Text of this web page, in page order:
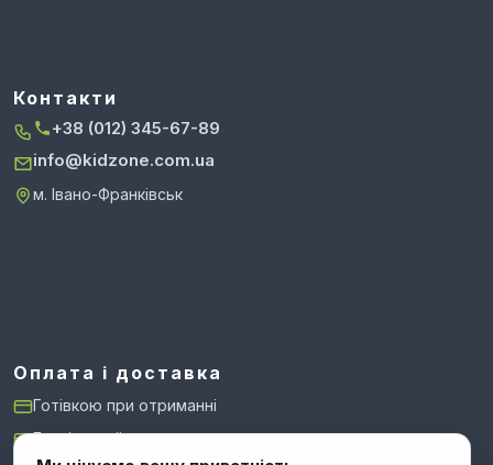
Контакти
+38 (012) 345-67-89
info@kidzone.com.ua
м. Івано-Франківськ
Оплата і доставка
Готівкою при отриманні
Банківський переказ